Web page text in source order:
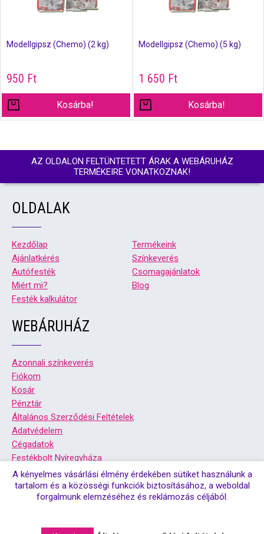
Modellgipsz (Chemo) (2 kg)
950 Ft
Kosárba!
Modellgipsz (Chemo) (5 kg)
1 650 Ft
Kosárba!
AZ OLDALON FELTÜNTETETT ÁRAK A WEBÁRUHÁZ
TERMÉKEIRE VONATKOZNAK!
OLDALAK
Kezdőlap
Termékeink
Ajánlatkérés
Színkeverés
Autófesték
Csomagajánlatok
Miért mi?
Blog
Festék kalkulátor
WEBÁRUHÁZ
Azonnali színkeverés
Fiókom
Kosár
Pénztár
Általános Szerződési Feltételek
Adatvédelem
Cégadatok
Festékbolt Nyíregyháza
Festékbolt Debrecen
© Copyright 2026. Színsziget festékbolt debrecen, és
A kényelmes vásárlási élmény érdekében sütiket használunk a
tartalom és a közösségi funkciók biztosításához, a weboldal
forgalmunk elemzéséhez és reklámozás céljából.